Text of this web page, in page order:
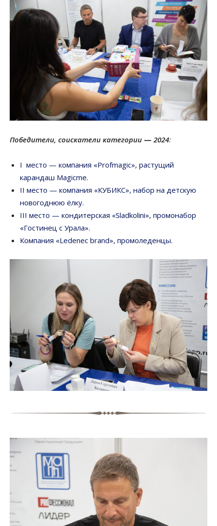
Победители, соискатели категории — 2024:
I место — компания «Profmagic», растущий
карандаш Magicme.
II место — компания «КУБИКС», набор на детскую
новогоднюю ёлку.
III место — кондитерская «Sladkolini», промонабор
«Гостинец с Урала».
Компания «Ledenec brand», промоледенцы.